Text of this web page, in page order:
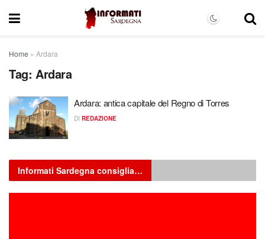
Home » Ardara
Tag: Ardara
Ardara: antica capitale del Regno di Torres
DI REDAZIONE
Informati Sardegna consiglia…